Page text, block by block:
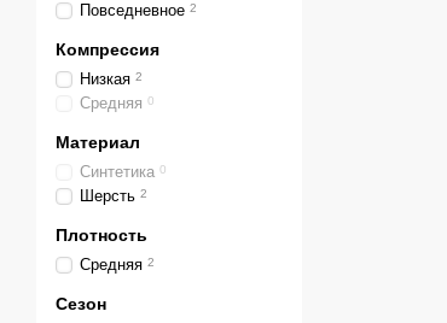
Повседневное 2
Компрессия
Низкая 2
Средняя 0
Материал
Синтетика 0
Шерсть 2
Плотность
Средняя 2
Сезон